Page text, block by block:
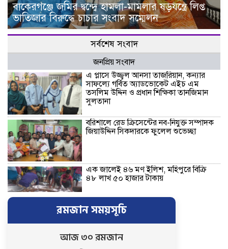
বাকেরগঞ্জে জমির দ্বন্দ্বে হামলা-মামলার ষড়যন্ত্রে লিপ্ত
ভাতিজার বিরুদ্ধে চাচার সংবাদ সম্মেলন
সর্বশেষ সংবাদ
জনপ্রিয় সংবাদ
এ প্লাসে উজ্জ্বল আনসা তাজরিয়ান, কন্যার
সাফল্যে গর্বিত অ্যাডভোকেট এইচ এম
তসলিম উদ্দিন ও প্রধান শিক্ষিকা তানজিমান
সুলতানা
বরিশালে রেড ক্রিসেন্টের নব-নিযুক্ত সম্পাদক
জিয়াউদ্দিন সিকদারকে ফুলেল শুভেচ্ছা
এক জালেই ৪৬ মণ ইলিশ, মহিপুরে বিক্রি
৪৮ লাখ ৫০ হাজার টাকায়
চড়া দামে পচা মাছ বিক্রি! বরিশাল রুপাতলী
বাজারে বেপরোয়া মাছ ব্যবসায়ীরা
রমজান সময়সূচি
আজ ৩০ রমজান